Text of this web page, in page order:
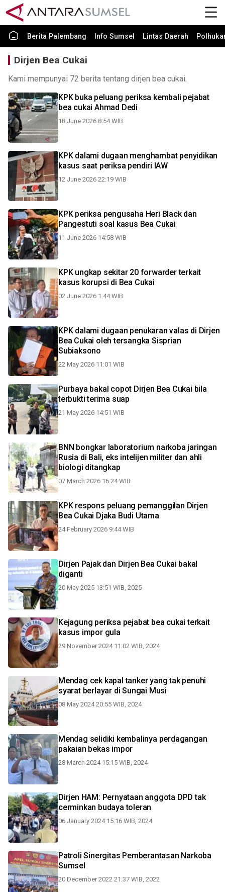
Berita Palembang Info Sumsel Lintas Daerah
Dirjen Bea Cukai
Kami mempunyai 72 berita tentang dirjen bea cukai.
KPK buka peluang periksa kembali pejabat
bea cukai Ahmad Dedi
18 June 2026 8:54 WIB
KPK dalami dugaan menghambat penyidikan
kasus saat periksa pendiri IAW
12 June 2026 22:19 WIB
KPK periksa pengusaha Heri Black dan
Pangestuti soal kasus Bea Cukai
11 June 2026 14:58 WIB
KPK ungkap sekitar 20 forwarder terkait
kasus korupsi di Bea Cukai
02 June 2026 1:44 WIB
KPK dalami dugaan penukaran valas di Dirjen
Bea Cukai oleh tersangka Sisprian
Subiaksono
22 May 2026 11:01 WIB
Purbaya bakal copot Dirjen Bea Cukai bila
terbukti terima suap
21 May 2026 14:51 WIB
BNN bongkar laboratorium narkoba jaringan
Rusia di Bali, eks intelijen militer dan ahli
biologi ditangkap
07 March 2026 16:24 WIB
KPK respons peluang pemanggilan Dirjen
Bea Cukai Djaka Budi Utama
24 February 2026 9:44 WIB
Dirjen Pajak dan Dirjen Bea Cukai bakal
diganti
20 May 2025 13:51 WIB, 2025
Kejagung periksa pejabat bea cukai terkait
kasus impor gula
29 November 2024 11:02 WIB, 2024
Mendag cek kapal tanker yang tak penuhi
syarat berlayar di Sungai Musi
08 May 2024 20:55 WIB, 2024
Mendag selidiki kembalinya perdagangan
pakaian bekas impor
28 March 2024 15:15 WIB, 2024
Dirjen HAM: Pernyataan anggota DPD tak
cerminkan budaya toleran
06 January 2024 15:16 WIB, 2024
Patroli Sinergitas Pemberantasan Narkoba
Sumsel
20 December 2022 21:37 WIB, 2022